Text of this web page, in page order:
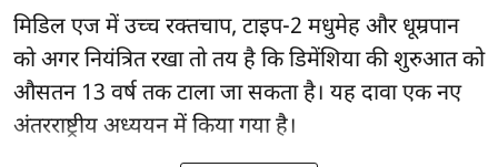
मिडिल एज में उच्च रक्तचाप, टाइप-2 मधुमेह और धूम्रपान
को अगर नियंत्रित रखा तो तय है कि डिमेंशिया की शुरुआत को
औसतन 13 वर्ष तक टाला जा सकता है। यह दावा एक नए
अंतरराष्ट्रीयअध्ययनमें किया गया है।